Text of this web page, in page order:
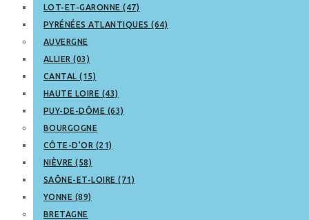
LOT-ET-GARONNE (47)
PYRÉNÉES ATLANTIQUES (64)
AUVERGNE
ALLIER (03)
CANTAL (15)
HAUTE LOIRE (43)
PUY-DE-DÔME (63)
BOURGOGNE
CÔTE-D’OR (21)
NIÈVRE (58)
SAÔNE-ET-LOIRE (71)
YONNE (89)
BRETAGNE